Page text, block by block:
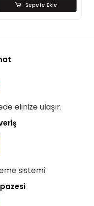
Sepete Ekle
elinize ulaşır.
sistemi